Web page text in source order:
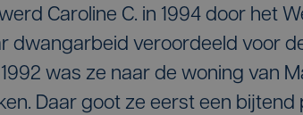
Caroline C. in 1994 door het
dwangarbeid veroordeeld voor
was ze naar de woning van
Daar goot ze eerst een